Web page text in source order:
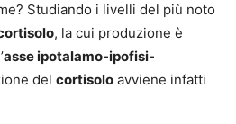
Studiando i livelli del più noto
, la cui produzione è
asse ipotalamo-ipofisi-
del cortisolo avviene infatti